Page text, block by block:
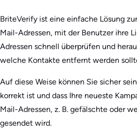
BriteVerify ist eine einfache Lösung
Mail-Adressen, mit der Benutzer ihre
Adressen schnell überprüfen und
welche Kontakte entfernt werden
Auf diese Weise können Sie sicher
korrekt ist und dass Ihre neueste
Mail-Adressen, z. B. gefälschte oder
gesendet wird.